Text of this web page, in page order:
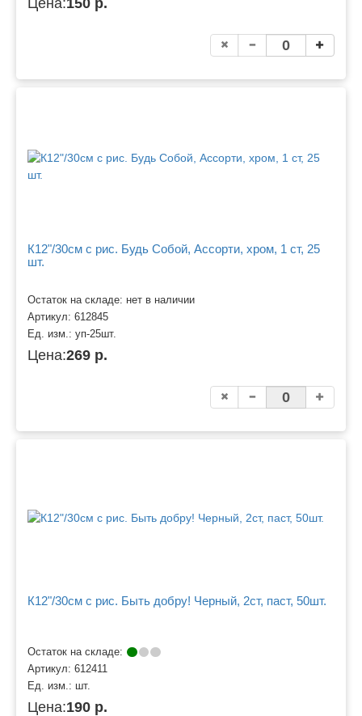
К12"/30см с рис. Будь Собой, Ассорти, хром, 1 ст, 25
шт.
Остаток на складе: нет в наличии
Артикул: 612845
Ед. изм.: уп-25шт.
Цена:269 р.
К12"/30см с рис. Быть добру! Черный, 2ст, паст, 50шт.
Остаток на складе:
Артикул: 612411
Ед. изм.: шт.
Цена:190 р.